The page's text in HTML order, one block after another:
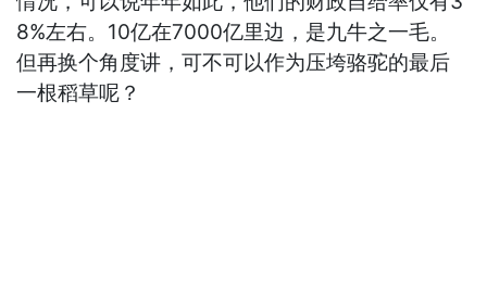
8%左右。10亿在7000亿里边，是九牛之一毛。
但再换个角度讲，可不可以作为压垮骆驼的最后
一根稻草呢？